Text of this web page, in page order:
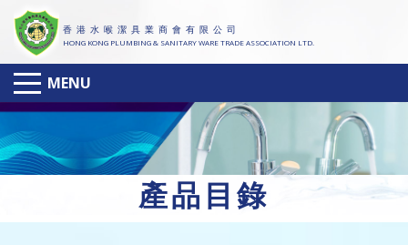
香 港 水 喉 潔 具 業 商 會 有 限 公 司
HONG KONG PLUMBING & SANITARY WARE TRADE ASSOCIATION LTD.
MENU
產品目錄